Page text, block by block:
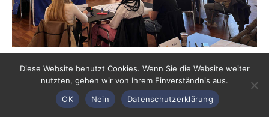
Diese Website benutzt Cookies. Wenn Sie die Website weiter
nutzten, gehen wir von Ihrem Einverständnis aus.
OK
Nein Datenschutzerklärung